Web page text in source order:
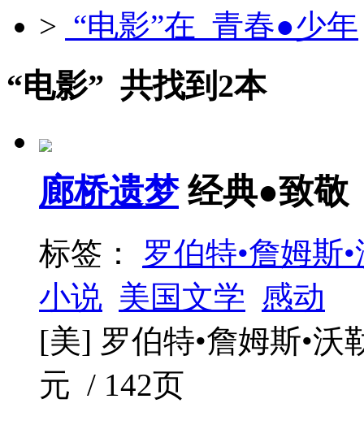
> “电影”在 青春●少年
“电影” 共找到2本
廊桥遗梦 经典●致敬
标签： 罗伯特•詹姆斯
小说 美国文学 感动
[美] 罗伯特•詹姆斯•
元 / 142页